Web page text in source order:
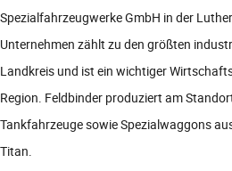
Spezialfahrzeugwerke GmbH in der
Unternehmen zählt zu den größten
Landkreis und ist ein wichtiger
Region. Feldbinder produziert am
Tankfahrzeuge sowie Spezialwaggons
Titan.